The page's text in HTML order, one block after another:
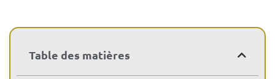
Table des matières